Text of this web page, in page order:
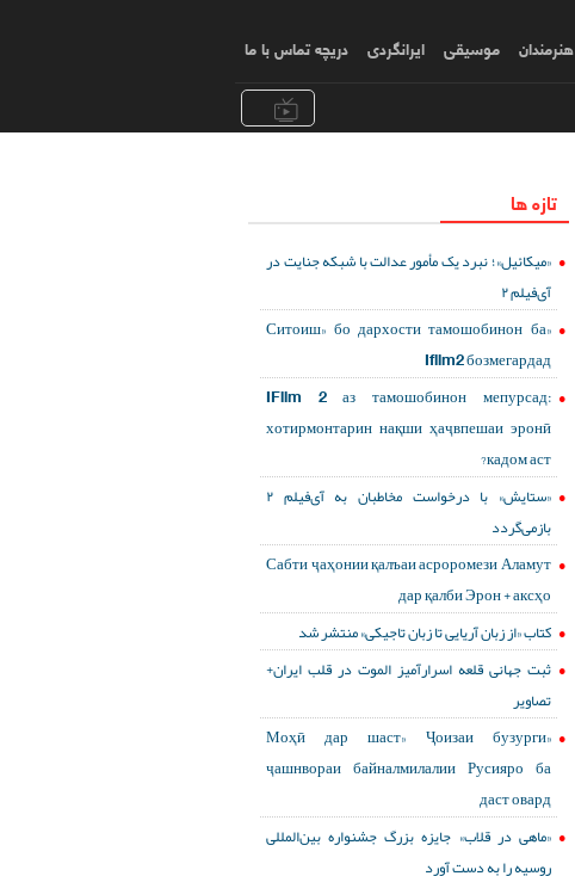
هنرمندان موسیقی ایرانگردی دریچه تماس با ما
تازه ها
«میکائیل»؛ نبرد یک مأمور عدالت با شبکه جنایت در
آی‌فیلم ۲
«Ситоиш» бо дархости тамошобинон ба
Ifilm2 бозмегардад
IFilm 2 аз тамошобинон мепурсад:
хотирмонтарин нақши ҳаҷвпешаи эронӣ
кадом аст?
«ستایش» با درخواست مخاطبان به آی‌فیلم ۲
بازمی‌گردد
Сабти ҷаҳонии қалъаи асроромези Аламут
дар қалби Эрон + аксҳо
کتاب «از زبان آریایی تا زبان تاجیکی» منتشر شد
ثبت جهانی قلعه اسرارآمیز الموت در قلب ایران+
تصاویر
«Моҳӣ дар шаст» Ҷоизаи бузурги
ҷашнвораи байналмилалии Русияро ба
даст овард
«ماهی در قلاب» جایزه بزرگ جشنواره بین‌المللی
روسیه را به دست آورد